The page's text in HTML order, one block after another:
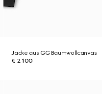
Jacke aus GG Baumwollcanvas
€ 2.100